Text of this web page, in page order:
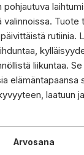
rutiinia.
liikuntaa.
laatuun
Arvosana